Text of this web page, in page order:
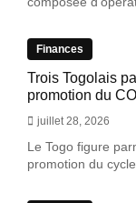
Finances
Trois Togolais
promotion du
juillet 28, 2026
Le Togo figure
promotion du